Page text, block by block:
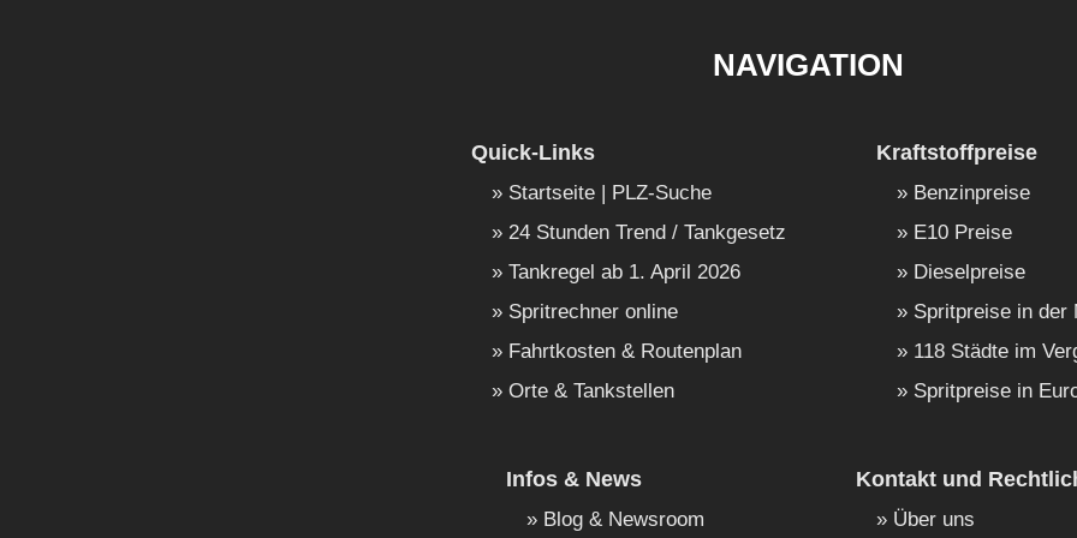
NAVIGATION
Quick-Links
Startseite | PLZ-Suche
24 Stunden Trend / Tankgesetz
Tankregel ab 1. April 2026
Spritrechner online
Fahrtkosten & Routenplan
Orte & Tankstellen
Kraftstoffpreise
Benzinpreise
E10 Preise
Dieselpreise
Spritpreise in der
118 Städte im
Spritpreise in
Infos & News
Blog & Newsroom
Kontakt und
Über uns